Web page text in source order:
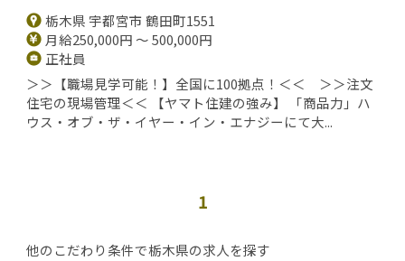
栃木県 宇都宮市 鶴田町1551
月給250,000円 ～ 500,000円
正社員
＞＞【職場見学可能！】全国に100拠点！＜＜ ＞＞注文
住宅の現場管理＜＜ 【ヤマト住建の強み】 「商品力」ハ
ウス・オブ・ザ・イヤー・イン・エナジーにて大...
1
他のこだわり条件で栃木県の求人を探す